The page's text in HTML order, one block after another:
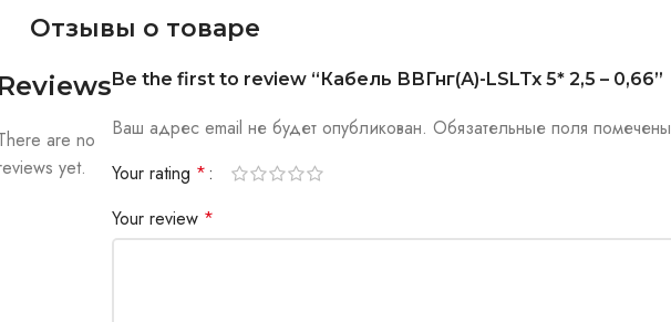
Отзывы о товаре
are no
yet.
Be the first to review “Кабель ВВГнг(А)-LSLTx 5* 2,5 – 0,66”
Ваш адрес email не будет опубликован. Обязательные поля помечены
Your rating *
Your review *